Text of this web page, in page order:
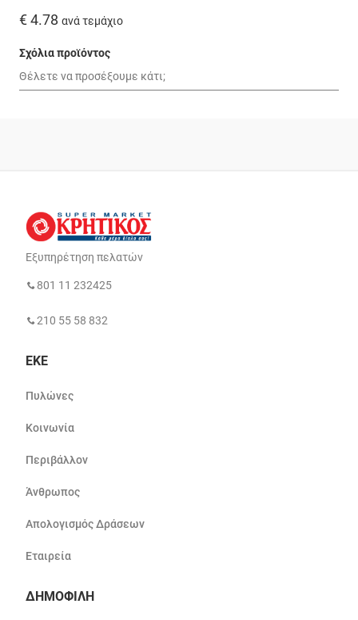
€ 4.78 ανά τεμάχιο
Σχόλια προϊόντος
Εξυπηρέτηση πελατών
801 11 232425
210 55 58 832
ΕΚΕ
Πυλώνες
Κοινωνία
Περιβάλλον
Άνθρωπος
Απολογισμός Δράσεων
Εταιρεία
ΔΗΜΟΦΙΛΗ